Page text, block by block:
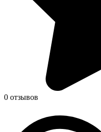
0 отзывов